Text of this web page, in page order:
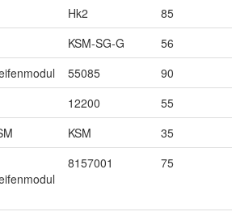
Hk2
85
KSM-SG-G
56
55085
90
12200
55
KSM
35
8157001 75